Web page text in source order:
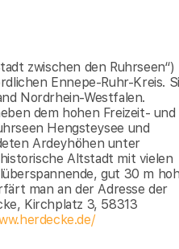
zwischen den Ruhrseen“)
Ennepe-Ruhr-Kreis.
Nordrhein-Westfalen.
dem hohen Freizeit- und
Hengsteysee und
Ardeyhöhen unter
Altstadt mit vielen
gut 30 m
man an der Adresse der
Kirchplatz 3, 58313